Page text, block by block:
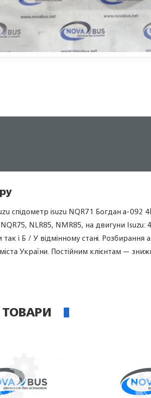
спідометр isuzu NQR71 Богдан а-092
NLR85, NMR85, на двигуни Isuzu:
і Б / У відмінному стані.
України. Постійним клієнтам —